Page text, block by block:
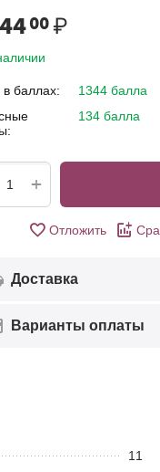
00₽
баллах:
1344 балла
134 балла
+
Отложить
Доставка
Варианты оплаты
11